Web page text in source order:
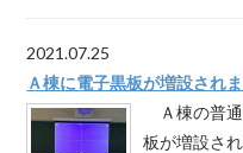
2021.07.25
Ａ棟に電子黒板が増設され
Ａ棟の普
板が増設さ